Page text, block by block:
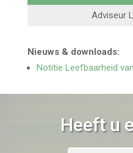
Adviseur
Nieuws & downloads:
Notitie Leefbaarheid
Heeft u